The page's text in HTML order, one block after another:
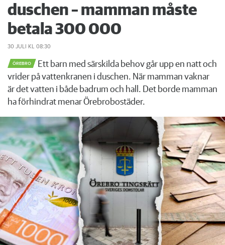
duschen – mamman måste
betala 300 000
30 JULI KL 08:30
ÖREBRO
Ett barn med särskilda behov går upp en natt och
vrider på vattenkranen i duschen. När mamman vaknar
är det vatten i både badrum och hall. Det borde mamman
ha förhindrat menar Örebrobostäder.